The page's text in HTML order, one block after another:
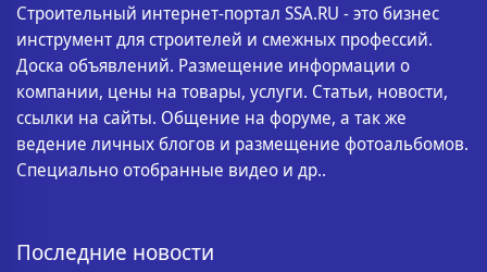
Строительный интернет-портал SSA.RU - это бизнес
инструмент для строителей и смежных профессий.
Доска объявлений. Размещение информации о
компании, цены на товары, услуги. Статьи, новости,
ссылки на сайты. Общение на форуме, а так же
ведение личных блогов и размещение фотоальбомов.
Специально отобранные видео и др..
Последние новости